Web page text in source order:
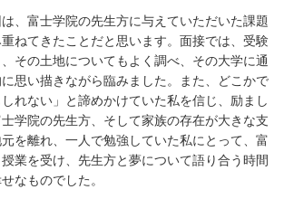
、富士学院の先生方に与えていただいた課題
ねてきたことだと思います。面接では、受験
その土地についてもよく調べ、その大学に通
思い描きながら臨みました。また、どこかで
しれない」と諦めかけていた私を信じ、励まし
学院の先生方、そして家族の存在が大きな支
を離れ、一人で勉強していた私にとって、富
業を受け、先生方と夢について語り合う時間
なものでした。